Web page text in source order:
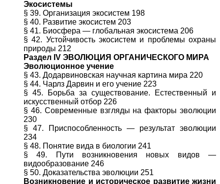
Экосистемы
§ 39. Организация экосистем 198
§ 40. Развитие экосистем 203
§ 41. Биосфера — глобальная экосистема 206
§ 42. Устойчивость экосистем и проблемы охраны
природы 212
Раздел IV ЭВОЛЮЦИЯ ОРГАНИЧЕСКОГО МИРА
Эволюционное учение
§ 43. Додарвиновская научная картина мира 220
§ 44. Чарлз Дарвин и его учение 223
§ 45. Борьба за существование. Естественный и
искусственный отбор 226
§ 46. Современные взгляды на факторы эволюции
230
§ 47. Приспособленность — результат эволюции
234
§ 48. Понятие вида в биологии 241
§ 49. Пути возникновения новых видов —
видообразование 246
§ 50. Доказательства эволюции 251
Возникновение и историческое развитие жизни